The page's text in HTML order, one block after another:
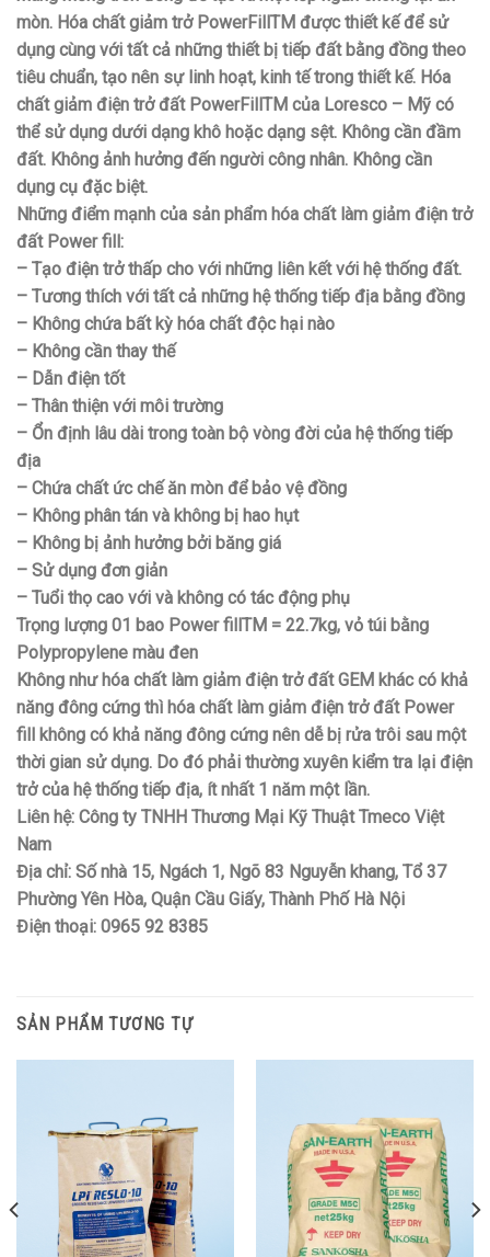
mòn. Hóa chất giảm trở PowerFillTM được thiết kế để sử
dụng cùng với tất cả những thiết bị tiếp đất bằng đồng theo
tiêu chuẩn, tạo nên sự linh hoạt, kinh tế trong thiết kế. Hóa
chất giảm điện trở đất PowerFillTM của Loresco – Mỹ có
thể sử dụng dưới dạng khô hoặc dạng sệt. Không cần đầm
đất. Không ảnh hưởng đến người công nhân. Không cần
dụng cụ đặc biệt.
Những điểm mạnh của sản phẩm hóa chất làm giảm điện trở
đất Power fill:
– Tạo điện trở thấp cho với những liên kết với hệ thống đất.
– Tương thích với tất cả những hệ thống tiếp địa bằng đồng
– Không chứa bất kỳ hóa chất độc hại nào
– Không cần thay thế
– Dẫn điện tốt
– Thân thiện với môi trường
– Ổn định lâu dài trong toàn bộ vòng đời của hệ thống tiếp
địa
– Chứa chất ức chế ăn mòn để bảo vệ đồng
– Không phân tán và không bị hao hụt
– Không bị ảnh hưởng bởi băng giá
– Sử dụng đơn giản
– Tuổi thọ cao với và không có tác động phụ
Trọng lượng 01 bao Power fillTM = 22.7kg, vỏ túi bằng
Polypropylene màu đen
Không như hóa chất làm giảm điện trở đất GEM khác có khả
năng đông cứng thì hóa chất làm giảm điện trở đất Power
fill không có khả năng đông cứng nên dễ bị rửa trôi sau một
thời gian sử dụng. Do đó phải thường xuyên kiểm tra lại điện
trở của hệ thống tiếp địa, ít nhất 1 năm một lần.
Liên hệ: Công ty TNHH Thương Mại Kỹ Thuật Tmeco Việt
Nam
Địa chỉ: Số nhà 15, Ngách 1, Ngõ 83 Nguyễn khang, Tổ 37
Phường Yên Hòa, Quận Cầu Giấy, Thành Phố Hà Nội
Điện thoại: 0965 92 8385
SẢN PHẨM TƯƠNG TỰ